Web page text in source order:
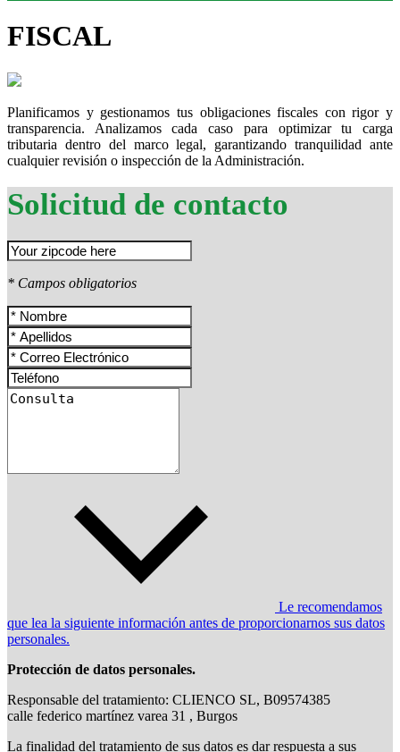
FISCAL
Planificamos y gestionamos tus obligaciones fiscales con rigor y
transparencia. Analizamos cada caso para optimizar tu carga
tributaria dentro del marco legal, garantizando tranquilidad ante
cualquier revisión o inspección de la Administración.
Solicitud de contacto
* Campos obligatorios
Le recomendamos
que lea la siguiente información antes de proporcionarnos sus datos
personales.
Protección de datos personales.
Responsable del tratamiento: CLIENCO SL, B09574385
calle federico martínez varea 31 , Burgos
La finalidad del tratamiento de sus datos es dar respuesta a sus